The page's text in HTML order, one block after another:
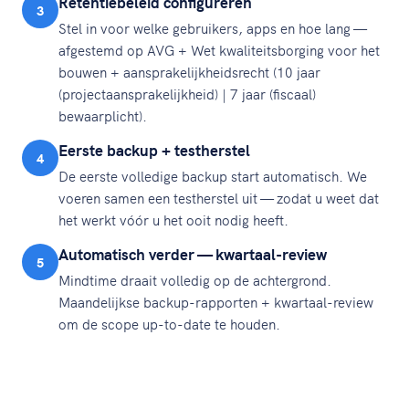
3
Stel in voor welke gebruikers, apps en hoe lang —
afgestemd op AVG + Wet kwaliteitsborging voor het
bouwen + aansprakelijkheidsrecht (10 jaar
(projectaansprakelijkheid) | 7 jaar (fiscaal)
bewaarplicht).
4 Eerste backup + testherstel
De eerste volledige backup start automatisch. We
voeren samen een testherstel uit — zodat u weet dat
het werkt vóór u het ooit nodig heeft.
5 Automatisch verder — kwartaal-review
Mindtime draait volledig op de achtergrond.
Maandelijkse backup-rapporten + kwartaal-review
om de scope up-to-date te houden.